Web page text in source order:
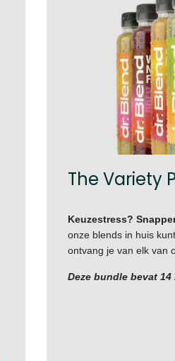
The Variety
Keuzestress?
onze blends in huis
ontvang je van elk van
Deze bundle bevat